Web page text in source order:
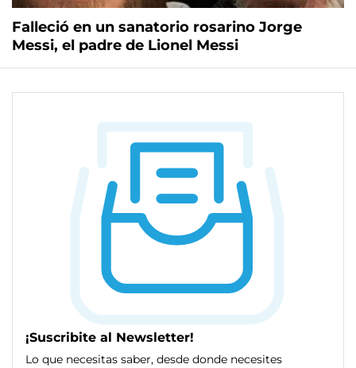
Falleció en un sanatorio rosarino Jorge
Messi, el padre de Lionel Messi
¡Suscribite al Newsletter!
Lo que necesitas saber, desde donde necesites